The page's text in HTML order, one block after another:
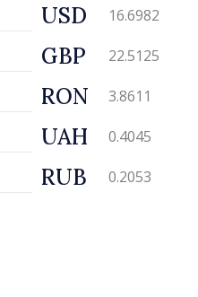
USD 16.6982
GBP 22.5125
RON 3.8611
UAH 0.4045
RUB 0.2053